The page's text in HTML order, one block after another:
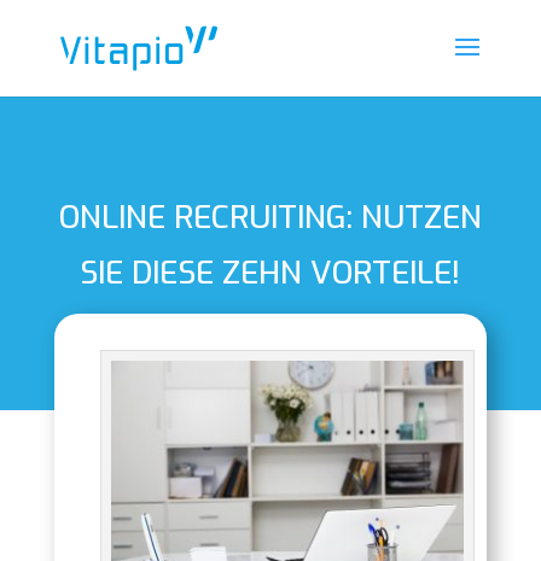
ONLINE RECRUITING: NUTZEN
SIE DIESE ZEHN VORTEILE!